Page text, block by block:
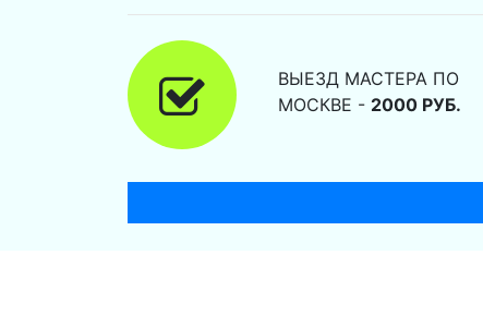
ВЫЕЗД МАСТЕРА ПО
МОСКВЕ - 2000 РУБ.